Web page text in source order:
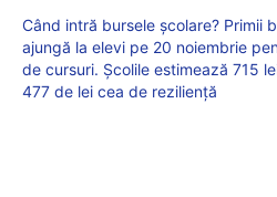
Când intră bursele școlare? Primii
ajungă la elevi pe 20 noiembrie
de cursuri. Școlile estimează 715
477 de lei cea de reziliență